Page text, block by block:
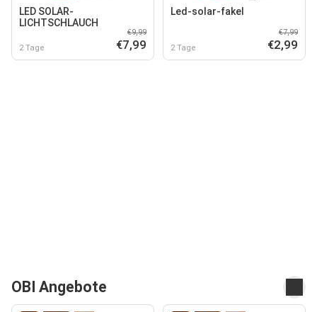
LED SOLAR-
LICHTSCHLAUCH
2 Tage
€9,99
€7,99
Led-solar-fakel
2 Tage
€7,99
€2,99
OBI Angebote